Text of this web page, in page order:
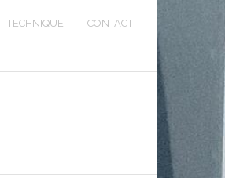
TECHNIQUE CONTACT